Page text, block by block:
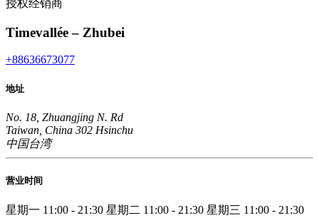
授权经销商
Timevallée – Zhubei
+88636673077
地址
No. 18, Zhuangjing N. Rd
Taiwan, China 302 Hsinchu
中国台湾
营业时间
星期一 11:00 - 21:30 星期二 11:00 - 21:30 星期三 11:00 - 21:30